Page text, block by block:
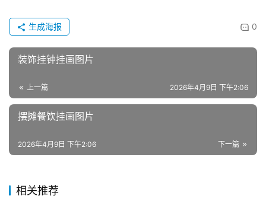
0
生成海报
装饰挂钟挂画图片
上一篇 2026年4月9日 下午2:06
摆摊餐饮挂画图片
下一篇
2026年4月9日 下午2:06
相关推荐